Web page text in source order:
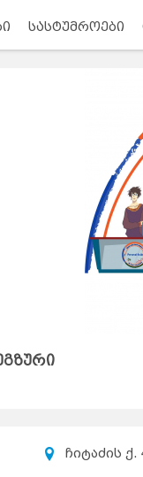
სასტუმროები
ჩიტაძის ქ.